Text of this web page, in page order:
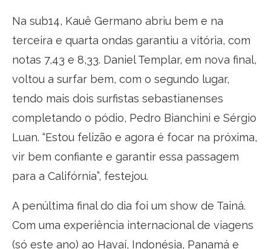
Na sub14, Kauê Germano abriu bem e na
terceira e quarta ondas garantiu a vitória, com
notas 7,43 e 8,33. Daniel Templar, em nova final,
voltou a surfar bem, com o segundo lugar,
tendo mais dois surfistas sebastianenses
completando o pódio, Pedro Bianchini e Sérgio
Luan. “Estou felizão e agora é focar na próxima,
vir bem confiante e garantir essa passagem
para a Califórnia”, festejou.
A penúltima final do dia foi um show de Tainá.
Com uma experiência internacional de viagens
(só este ano) ao Havaí, Indonésia, Panamá e